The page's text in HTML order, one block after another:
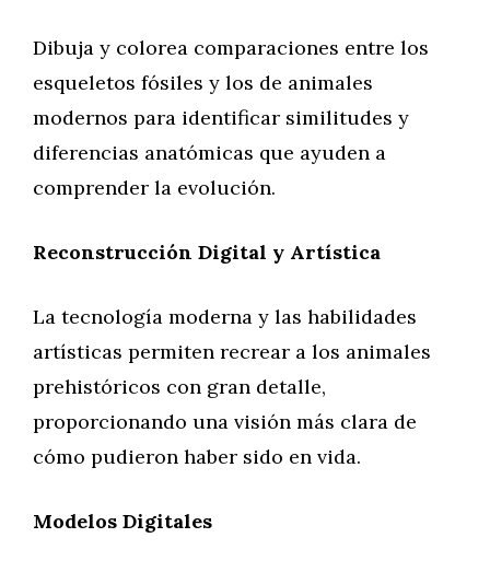
Dibuja y colorea comparaciones entre los
esqueletos fósiles y los de animales
modernos para identificar similitudes y
diferencias anatómicas que ayuden a
comprender la evolución.
Reconstrucción Digital y Artística
La tecnología moderna y las habilidades
artísticas permiten recrear a los animales
prehistóricos con gran detalle,
proporcionando una visión más clara de
cómo pudieron haber sido en vida.
Modelos Digitales